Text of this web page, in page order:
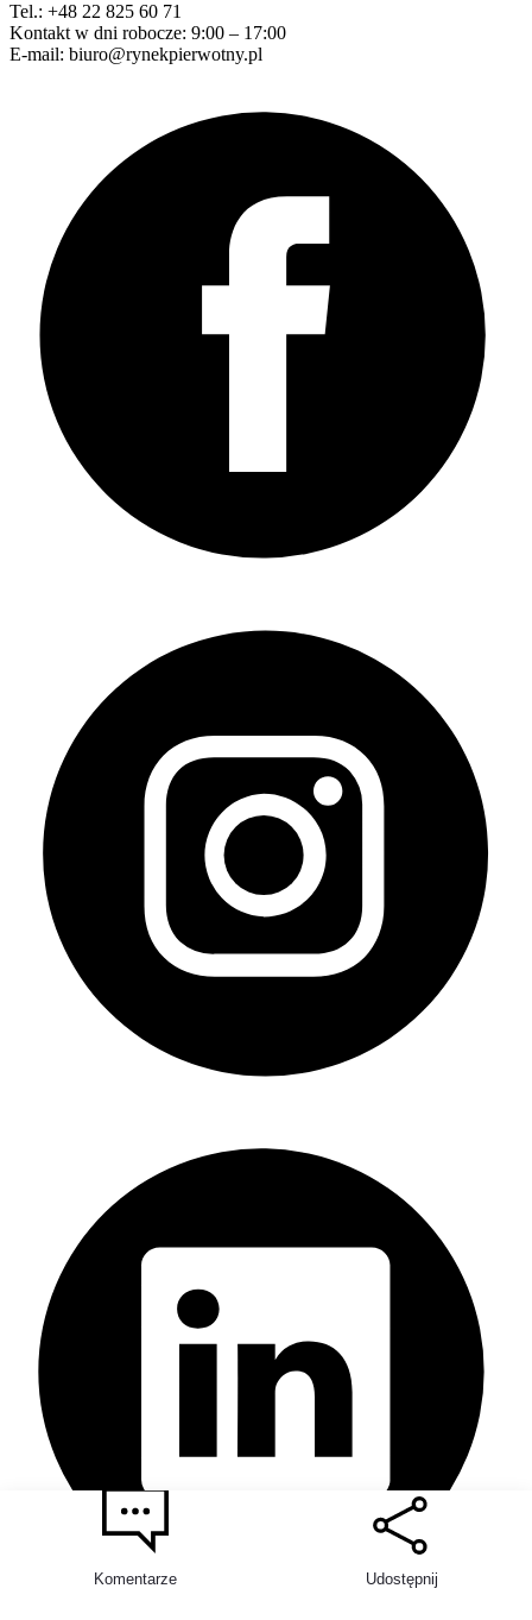
Komentarze Udostępnij
Tel.: +48 22 825 60 71
Kontakt w dni robocze: 9:00 – 17:00
E-mail: biuro@rynekpierwotny.pl